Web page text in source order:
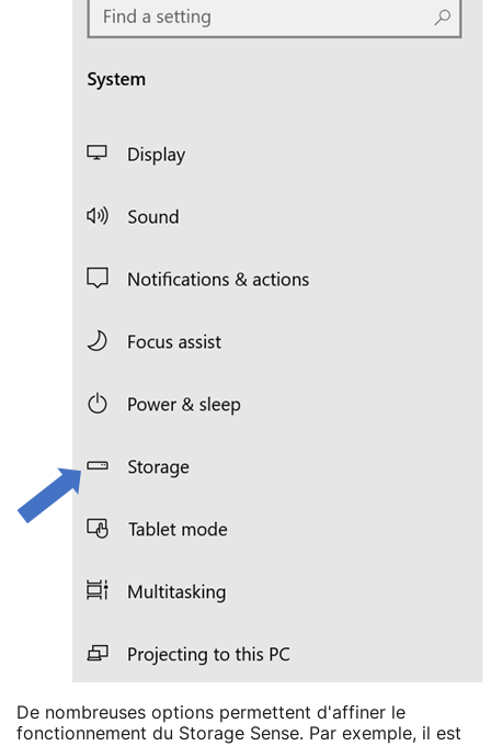
De nombreuses options permettent d'affiner le
fonctionnement du Storage Sense. Par exemple, il est